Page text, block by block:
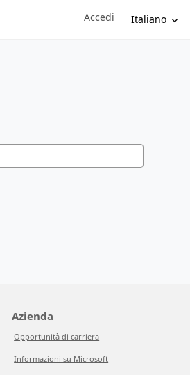
Sign in to your account
Accedi Italiano
Azienda
Opportunità di carriera
Informazioni su Microsoft